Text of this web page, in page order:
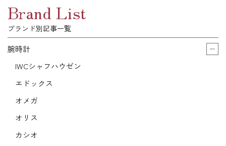
Brand List
ブランド別記事一覧
腕時計
IWCシャフハウゼン
エドックス
オメガ
オリス
カシオ